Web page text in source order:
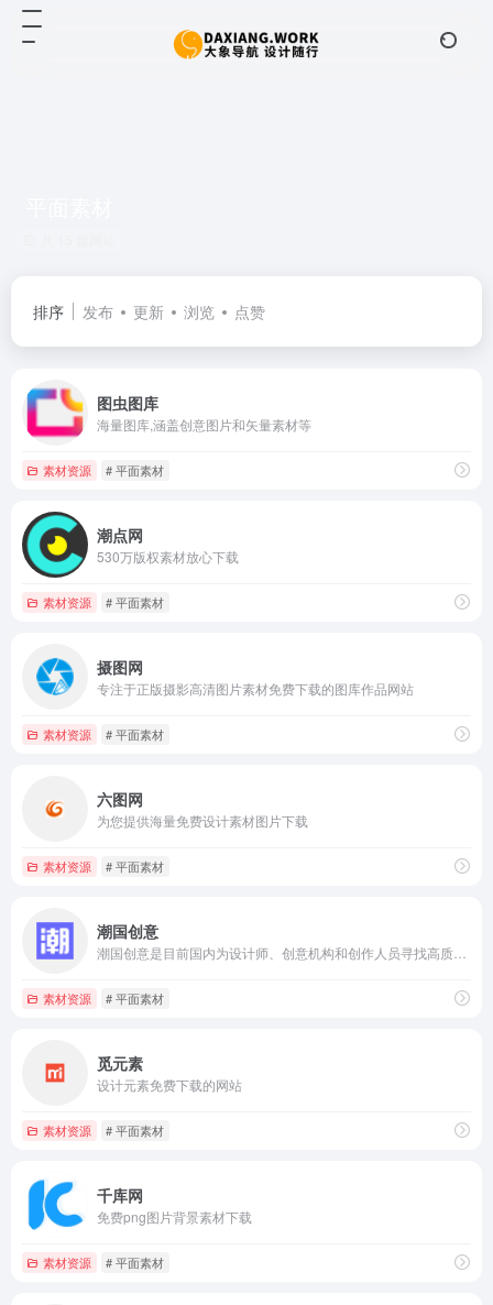
排序 发布 更新 浏览 点赞
图虫图库
海量图库,涵盖创意图片和矢量素材等
素材资源 # 平面素材
潮点网
530万版权素材放心下载
素材资源 # 平面素材
摄图网
专注于正版摄影高清图片素材免费下载的图库作品网站
素材资源 # 平面素材
六图网
为您提供海量免费设计素材图片下载
素材资源 # 平面素材
潮国创意
素材资源 # 平面素材
觅元素
设计元素免费下载的网站
素材资源 # 平面素材
千库网
免费png图片背景素材下载
素材资源 # 平面素材